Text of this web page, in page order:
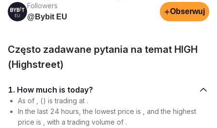
Followers
@Bybit EU
+Obserwuj
Często zadawane pytania na temat HIGH
(Highstreet)
1. How much is today?
As of , () is trading at .
In the last 24 hours, the lowest price is , and the highest
price is , with a trading volume of .